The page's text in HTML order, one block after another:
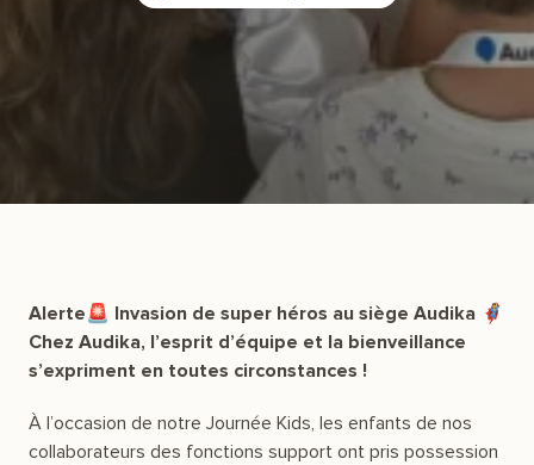
Alerte🚨 Invasion de super héros au siège Audika 🦸‍♀️
Chez Audika, l’esprit d’équipe et la bienveillance
s’expriment en toutes circonstances !
À l’occasion de notre Journée Kids, les enfants de nos
collaborateurs des fonctions support ont pris possession